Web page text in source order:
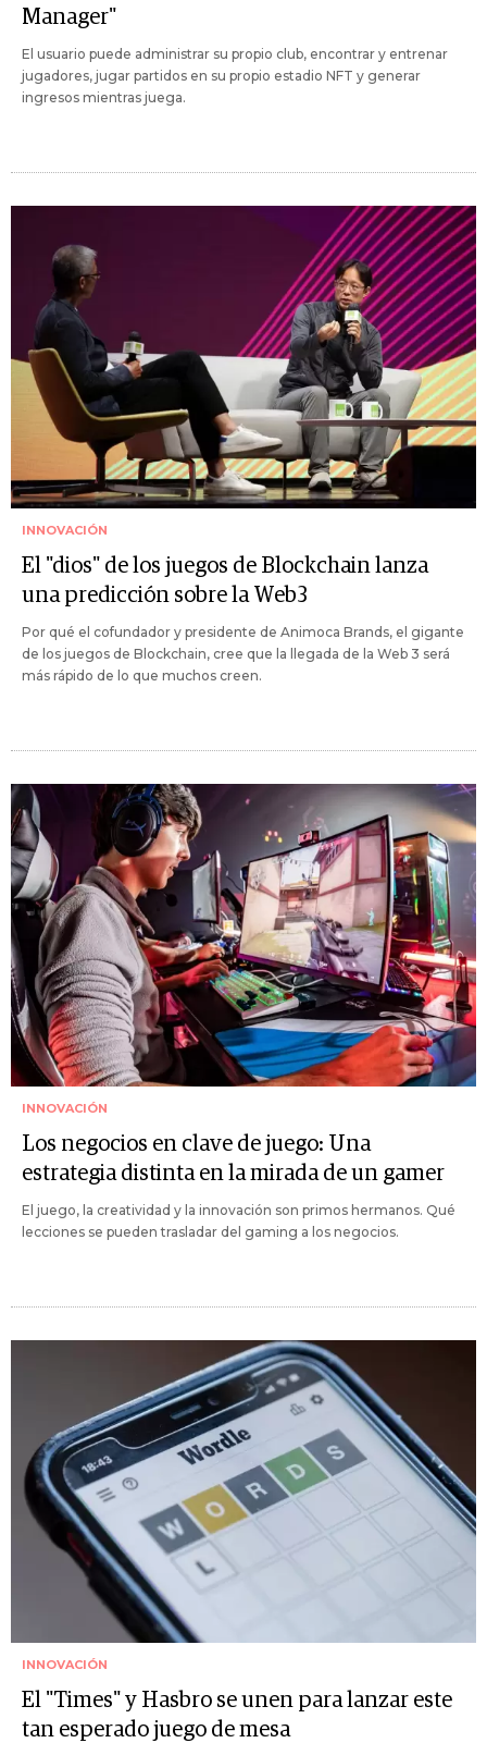
Manager"
El usuario puede administrar su propio club, encontrar y entrenar
jugadores, jugar partidos en su propio estadio NFT y generar
ingresos mientras juega.
INNOVACIÓN
El "dios" de los juegos de Blockchain lanza
una predicción sobre la Web3
Por qué el cofundador y presidente de Animoca Brands, el gigante
de los juegos de Blockchain, cree que la llegada de la Web 3 será
más rápido de lo que muchos creen.
INNOVACIÓN
Los negocios en clave de juego: Una
estrategia distinta en la mirada de un gamer
El juego, la creatividad y la innovación son primos hermanos. Qué
lecciones se pueden trasladar del gaming a los negocios.
INNOVACIÓN
El "Times" y Hasbro se unen para lanzar este
tan esperado juego de mesa